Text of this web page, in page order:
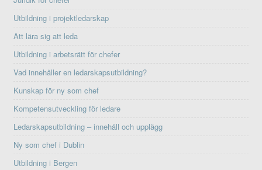
Utbildning i projektledarskap
Att lära sig att leda
Utbildning i arbetsrätt för chefer
Vad innehåller en ledarskapsutbildning?
Kunskap för ny som chef
Kompetensutveckling för ledare
Ledarskapsutbildning – innehåll och upplägg
Ny som chef i Dublin
Utbildning i Bergen